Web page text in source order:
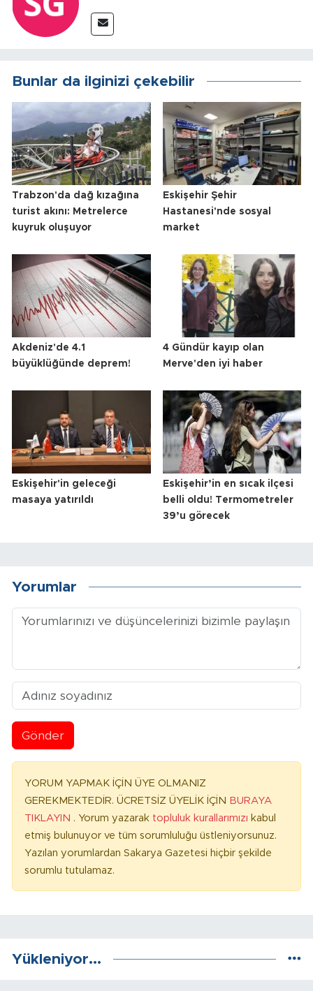
Bunlar da ilginizi çekebilir
Trabzon'da dağ kızağına
turist akını: Metrelerce
kuyruk oluşuyor
Eskişehir Şehir
Hastanesi'nde sosyal
market
Akdeniz'de 4.1
büyüklüğünde deprem!
4 Gündür kayıp olan
Merve'den iyi haber
Eskişehir'in geleceği
masaya yatırıldı
Eskişehir’in en sıcak ilçesi
belli oldu! Termometreler
39’u görecek
Yorumlar
Gönder
YORUM YAPMAK İÇİN ÜYE OLMANIZ
GEREKMEKTEDİR. ÜCRETSİZ ÜYELİK İÇİN BURAYA
TIKLAYIN . Yorum yazarak topluluk kurallarımızı kabul
etmiş bulunuyor ve tüm sorumluluğu üstleniyorsunuz.
Yazılan yorumlardan Sakarya Gazetesi hiçbir şekilde
sorumlu tutulamaz.
Yükleniyor...